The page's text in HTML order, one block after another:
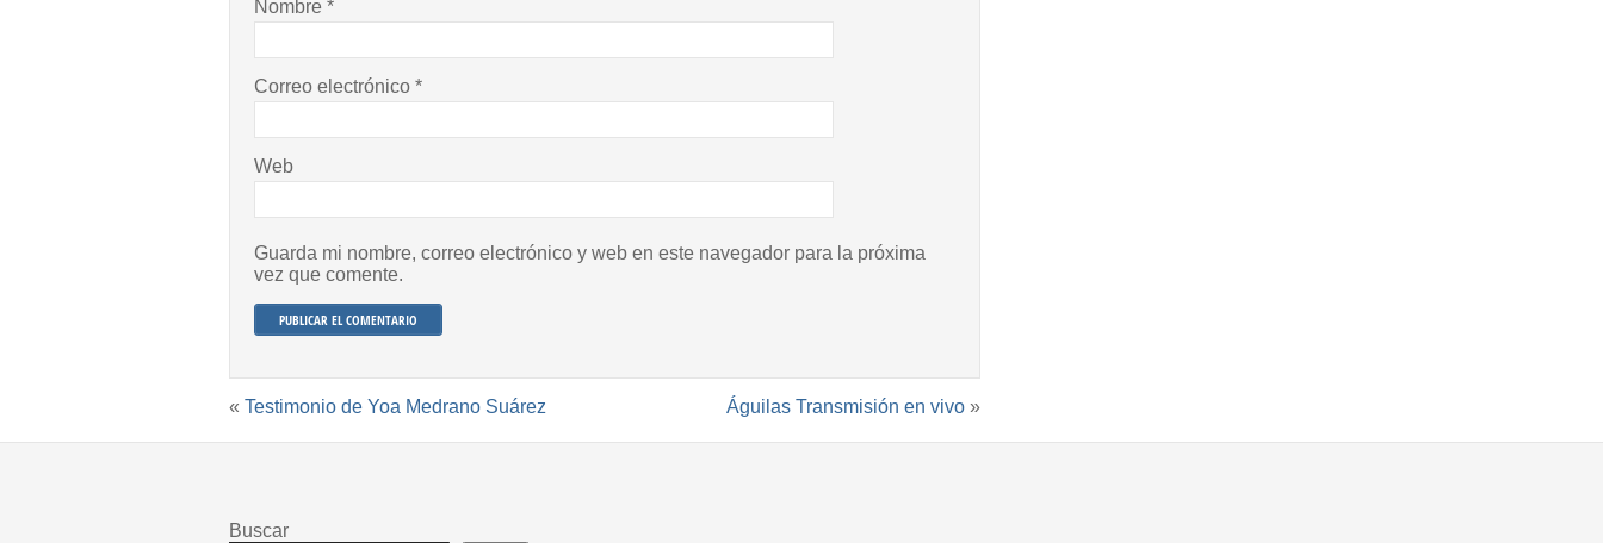
Nombre *
Correo electrónico *
Web
Guarda mi nombre, correo electrónico y web en este navegador para la próxima
vez que comente.
« Testimonio de Yoa Medrano Suárez Águilas Transmisión en vivo »
Buscar